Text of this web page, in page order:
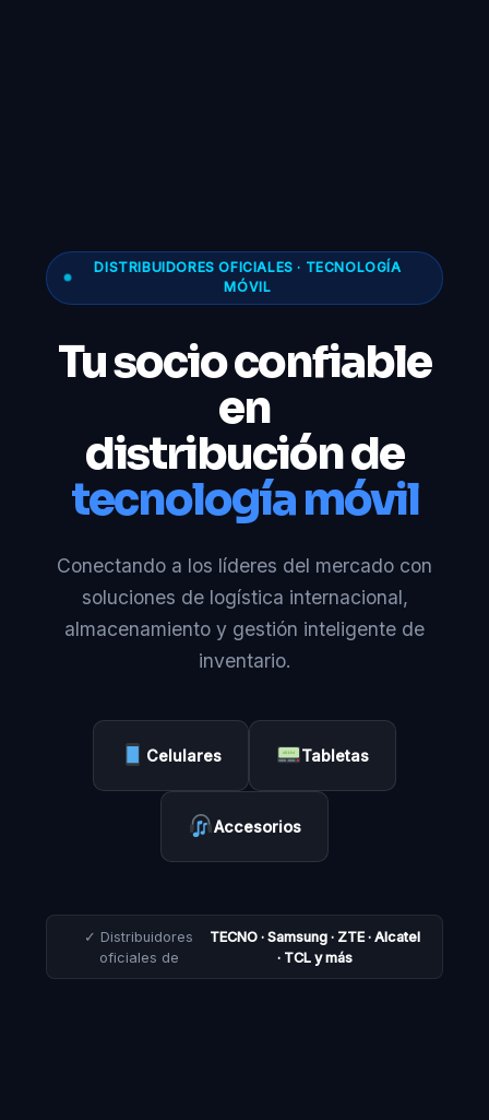
DISTRIBUIDORES OFICIALES · TECNOLOGÍA
MÓVIL
Tu socio confiable
en
distribución de
tecnología móvil
Conectando a los líderes del mercado con
soluciones de logística internacional,
almacenamiento y gestión inteligente de
inventario.
Celulares Tabletas
Accesorios
✓ Distribuidores
oficiales de
TECNO · Samsung · ZTE · Alcatel
· TCL y más